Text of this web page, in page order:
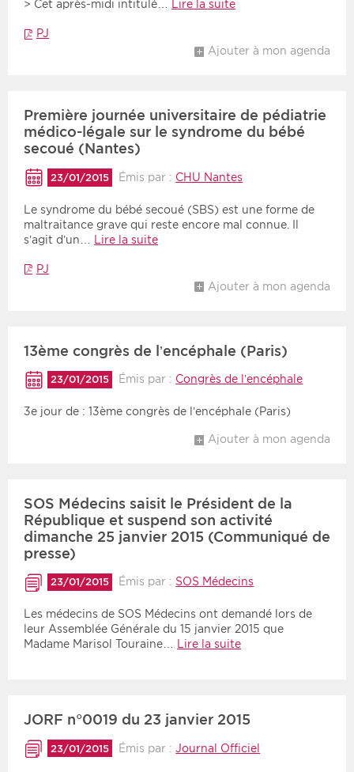
> Cet après-midi intitulé… Lire la suite
PJ
Ajouter à mon agenda
Première journée universitaire de pédiatrie
médico-légale sur le syndrome du bébé
secoué (Nantes)
23/01/2015 Émis par : CHU Nantes
Le syndrome du bébé secoué (SBS) est une forme de
maltraitance grave qui reste encore mal connue. Il
s’agit d’un… Lire la suite
PJ
Ajouter à mon agenda
13ème congrès de l’encéphale (Paris)
23/01/2015 Émis par : Congrès de l’encéphale
3e jour de : 13ème congrès de l’encéphale (Paris)
Ajouter à mon agenda
SOS Médecins saisit le Président de la
République et suspend son activité
dimanche 25 janvier 2015 (Communiqué de
presse)
23/01/2015 Émis par : SOS Médecins
Les médecins de SOS Médecins ont demandé lors de
leur Assemblée Générale du 15 janvier 2015 que
Madame Marisol Touraine…
Lire la suite
JORF n°0019 du 23 janvier 2015
23/01/2015 Émis par :Journal Officiel